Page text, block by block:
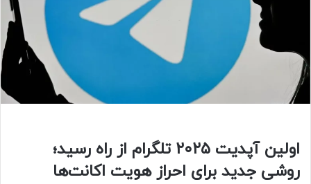
اولین آپدیت ۲۰۲۵ تلگرام از راه رسید؛
روشی جدید برای احراز هویت اکانت‌ها